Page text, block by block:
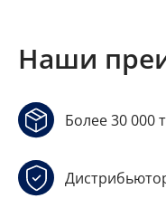
Наши
Более 30 000